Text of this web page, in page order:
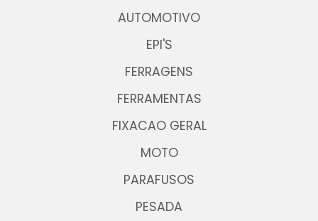
AUTOMOTIVO
EPI'S
FERRAGENS
FERRAMENTAS
FIXACAO GERAL
MOTO
PARAFUSOS
PESADA